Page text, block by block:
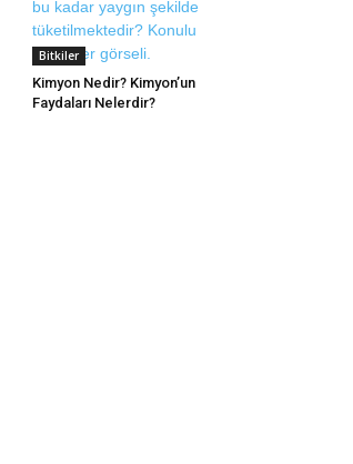
Bitkiler
Kimyon Nedir? Kimyon’un
Faydaları Nelerdir?